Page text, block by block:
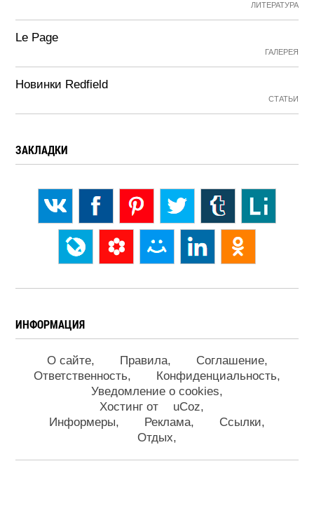
ЛИТЕРАТУРА
Le Page
ГАЛЕРЕЯ
Новинки Redfield
СТАТЬИ
ЗАКЛАДКИ
ИНФОРМАЦИЯ
О сайте Правила
Соглашение
Ответственность
Конфиденциальность
Уведомление о cookies
Хостинг от
uCoz
Информеры
Реклама
Ссылки
Отдых